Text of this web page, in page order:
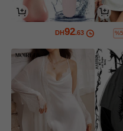
DH92.63